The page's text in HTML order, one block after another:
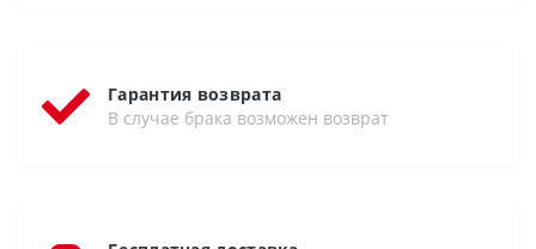
Гарантия возврата
В случае брака возможен возврат